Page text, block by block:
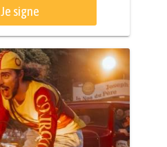
Je signe